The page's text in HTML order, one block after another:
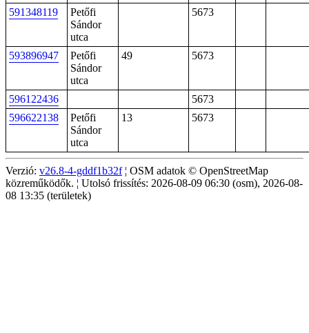
591348119
Petőfi
Sándor
utca
5673
593896947
Petőfi
Sándor
utca
49 5673
596122436
5673
596622138
Petőfi
Sándor
utca
13 5673
Verzió: v26.8-4-gddf1b32f¦ OSM adatok © OpenStreetMap
közreműködők. ¦ Utolsó frissítés: 2026-08-09 06:30 (osm), 2026-08-
08 13:35 (területek)